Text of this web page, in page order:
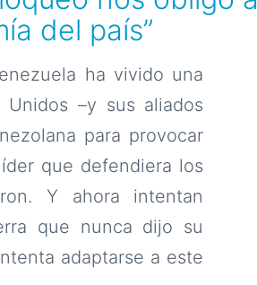
del país”
ha vivido una
–y sus aliados
para provocar
que defendiera los
Y ahora intentan
que nunca dijo su
adaptarse a este